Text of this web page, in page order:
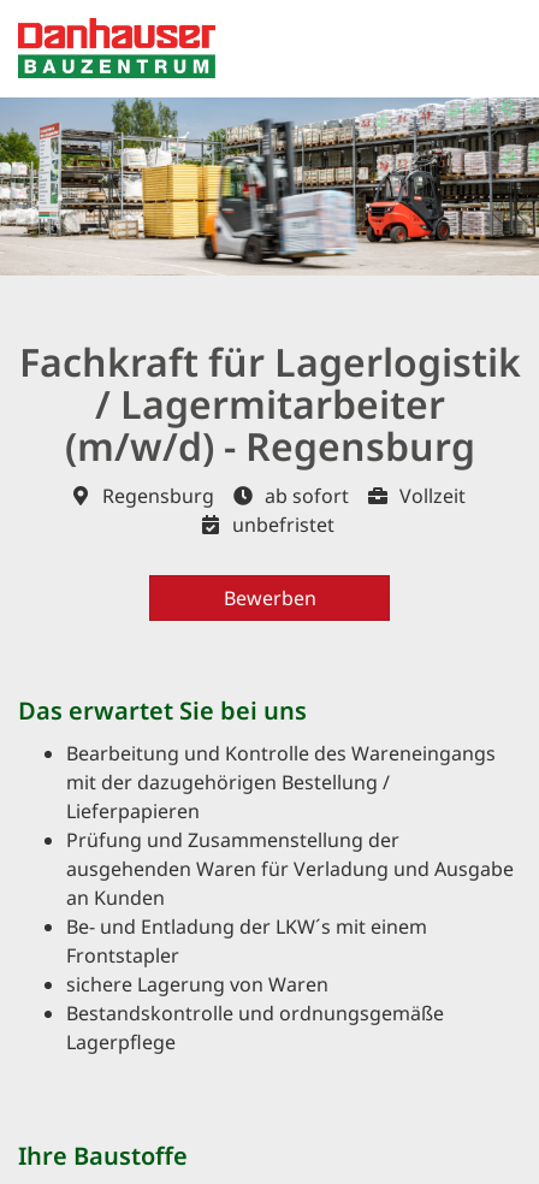
Fachkraft für Lagerlogistik
/ Lagermitarbeiter
(m/w/d) - Regensburg
Regensburg ab sofort
Vollzeit
unbefristet
Bewerben
Das erwartet Sie bei uns
Bearbeitung und Kontrolle des Wareneingangs
mit der dazugehörigen Bestellung /
Lieferpapieren
Prüfung und Zusammenstellung der
ausgehenden Waren für Verladung und Ausgabe
an Kunden
Be- und Entladung der LKW´s mit einem
Frontstapler
sichere Lagerung von Waren
Bestandskontrolle und ordnungsgemäße
Lagerpflege
Ihre Baustoffe